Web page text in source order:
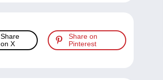
Share
on X
Share on
Pinterest